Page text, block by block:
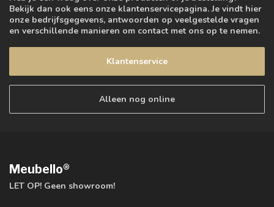
Bekijk dan ook eens onze klantenservicepagina. Je vindt hier
onze bedrijfsgegevens, antwoorden op veelgestelde vragen
en verschillende manieren om contact met ons op te nemen.
Klantenservice
Alleen nog online
Meubello®
LET OP! Geen showroom!